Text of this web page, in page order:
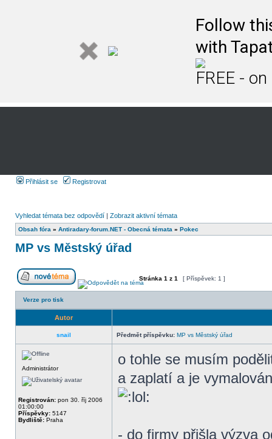
Follow
with
FREE -
Přihlásit se Registrovat
Vyhledat témata bez odpovědí | Zobrazit aktivní témata
Obsah fóra » Antiradary-forum.NET - Obecná témata » Pokec
MP vs Městský úřad
Stránka 1 z 1 [ Příspěvek: 1 ]
Verze pro tisk
Autor
snail Předmět příspěvku: MP vs Městský úřad
Administrátor
Registrován: pon 30. říj 2006
01:00:00
Příspěvky: 5147
Bydliště: Praha
o tohle se musím
a zaplatí a je
- do firmy přišla výzva